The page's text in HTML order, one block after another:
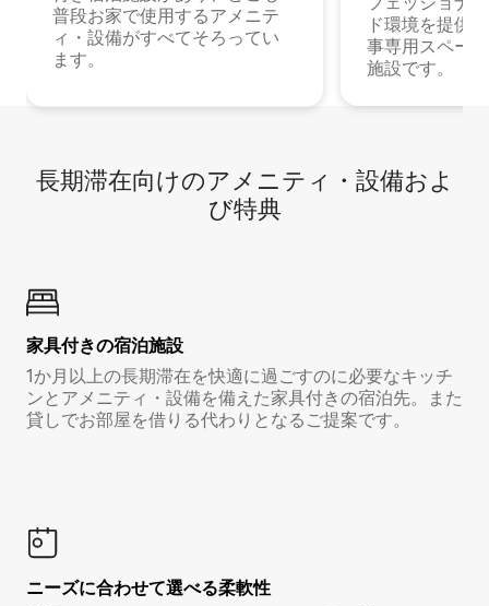
普段お家で使用するアメニテ
ィ・設備がすべてそろってい
ます。
ド環境を提供
事専用スペー
施設です。
長期滞在向け⁠のア⁠メ⁠ニ⁠テ⁠ィ⁠・設⁠備⁠およ
び特⁠典
家具付き⁠の宿⁠泊⁠施⁠設
1か月以上の長期滞在を快適に過ごすのに必要なキッチ
ンとアメニティ・設備を備えた家具付きの宿泊先。また
貸しでお部屋を借りる代わりとなるご提案です。
ニーズに合わせて選べる柔軟性